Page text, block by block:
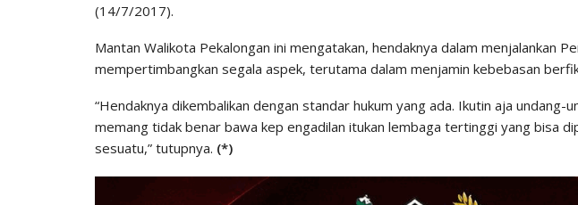
(14/7/2017).
Mantan Walikota Pekalongan ini mengatakan, hendaknya dalam menjalankan
mempertimbangkan segala aspek, terutama dalam menjamin kebebasan
“Hendaknya dikembalikan dengan standar hukum yang ada. Ikutin aja undang-
memang tidak benar bawa kep engadilan itukan lembaga tertinggi yang bisa
sesuatu,” tutupnya. (*)